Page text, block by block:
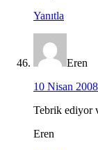
Yanıtla
Eren
10 Nisan
Tebrik ediyor
Eren